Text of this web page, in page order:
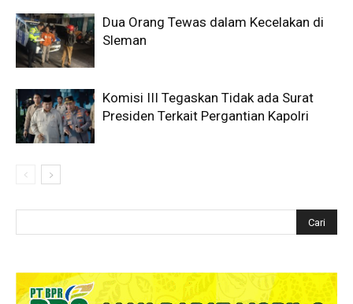
Dua Orang Tewas dalam Kecelakan di
Sleman
Komisi III Tegaskan Tidak ada Surat
Presiden Terkait Pergantian Kapolri